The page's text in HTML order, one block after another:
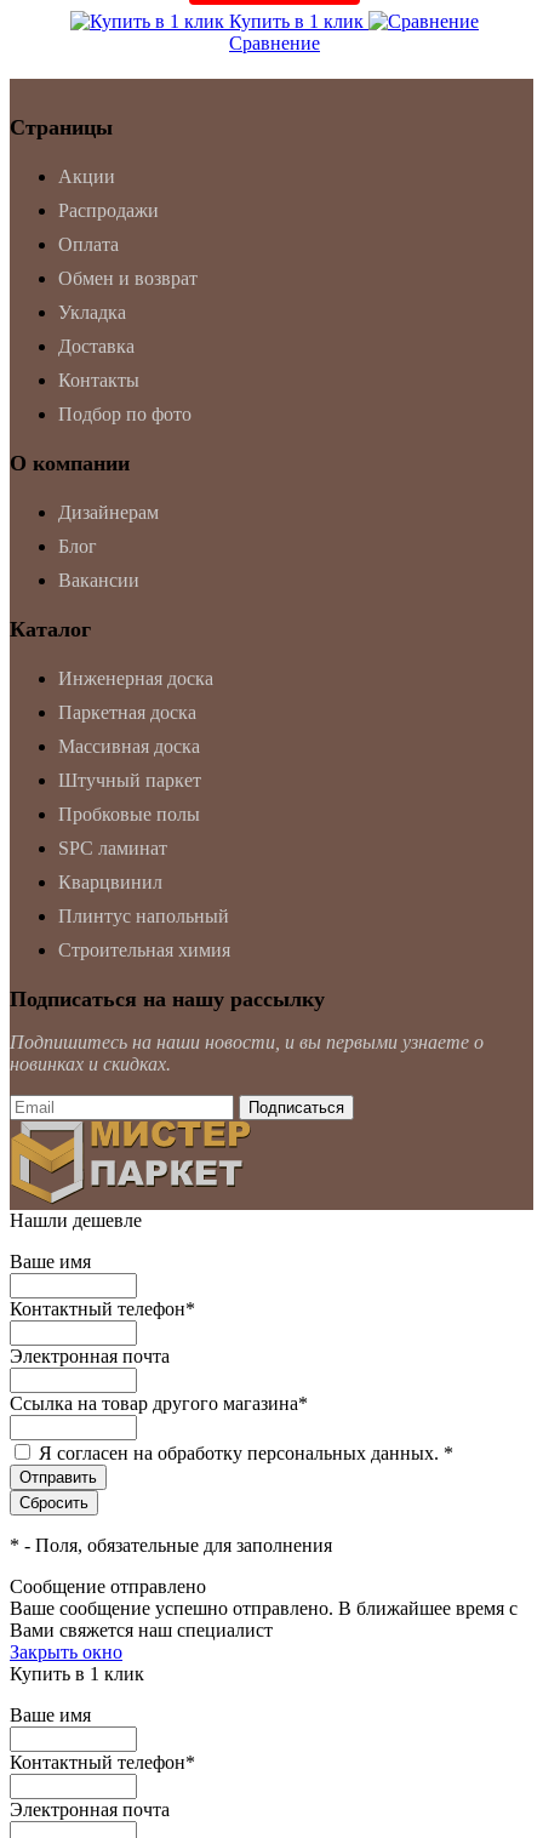
Купить в 1 клик
Сравнение
Страницы
Акции
Распродажи
Оплата
Обмен и возврат
Укладка
Доставка
Контакты
Подбор по фото
О компании
Дизайнерам
Блог
Вакансии
Каталог
Инженерная доска
Паркетная доска
Массивная доска
Штучный паркет
Пробковые полы
SPC ламинат
Кварцвинил
Плинтус напольный
Строительная химия
Подписаться на нашу рассылку
Подпишитесь на наши новости, и вы первыми узнаете о
новинках и скидках.
Нашли дешевле
Ваше имя
Контактный телефон*
Электронная почта
Ссылка на товар другого магазина*
Я согласен на обработку персональных данных. *
* - Поля, обязательные для заполнения
Сообщение отправлено
Ваше сообщение успешно отправлено. В ближайшее время с
Вами свяжется наш специалист
Закрыть окно
Купить в 1 клик
Ваше имя
Контактный телефон*
Электронная почта